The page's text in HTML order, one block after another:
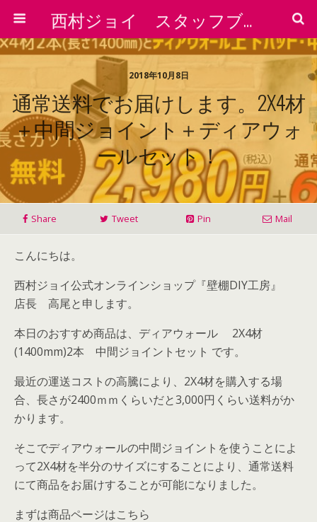
西村ジョイ スタッフブログ
2018年10月8日
通常送料でお届けします。2X4材
＋中間ジョイント＋ディアウォ
ールセット！
Share Tweet Pin Mail
こんにちは。
西村ジョイ公式オンラインショップ『壁棚DIY工房』
店長 高尾と申します。
本日のおすすめ商品は、ディアウォール 2X4材
(1400mm)2本 中間ジョイントセット です。
最近の運送コストの高騰により、2X4材を購入する場
合、長さが2400ｍｍくらいだと3,000円くらい送料がか
かります。
そこでディアウォールの中間ジョイントを使うことによ
って2X4材を半分のサイズにすることにより、通常送料
にて商品をお届けすることが可能になりました。
まずは商品ページはこちら